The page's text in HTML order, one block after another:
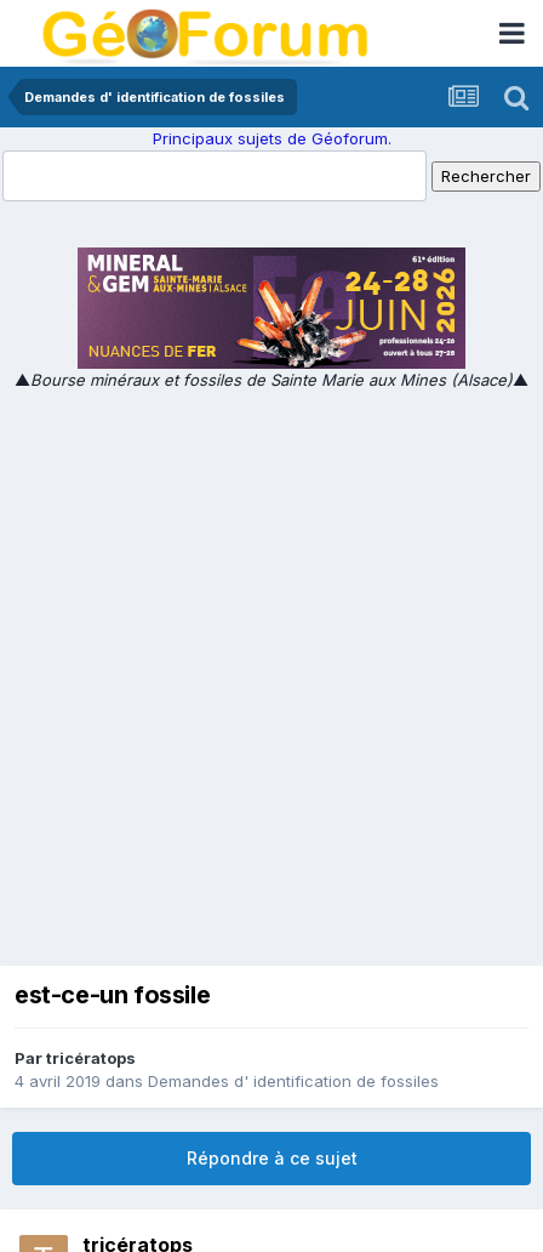
Demandes d' identification de fossiles
Principaux sujets de Géoforum.
▲Bourse minéraux et fossiles de Sainte Marie aux Mines (Alsace)▲
est-ce-un fossile
Partricératops
4 avril 2019 dans Demandes d' identification de fossiles
Répondre à ce sujet
tricératops